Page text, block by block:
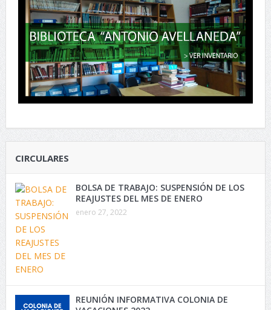
CIRCULARES
BOLSA DE TRABAJO: SUSPENSIÓN DE LOS
REAJUSTES DEL MES DE ENERO
enero 27, 2022
REUNIÓN INFORMATIVA COLONIA DE